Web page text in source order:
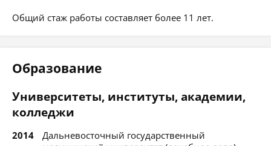
Общий стаж работы составляет более 11 лет.
Образование
Университеты, институты, академии,
колледжи
2014
Дальневосточный государственный